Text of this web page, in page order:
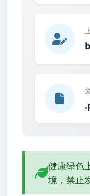
健康绿色
境，禁止